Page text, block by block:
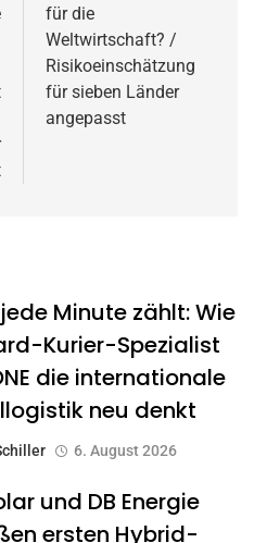
für die
Weltwirtschaft? /
Risikoeinschätzung
für sieben Länder
angepasst
Minute zählt: Wie
Kurier-Spezialist
die internationale
neu denkt
6. August 2026
und DB Energie
ersten Hybrid-